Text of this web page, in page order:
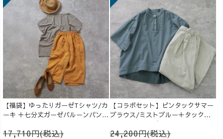
【福袋】ゆったりガーゼTシャツ/カ
ーキ ＋七分丈ガーゼバルーンパンツ
17,710円(税込)
【コラボセット】ピンタックサマー
ブラウス/ミストブルー＋タックバ
ルーンパンツ/グレージュ
24,200円(税込)